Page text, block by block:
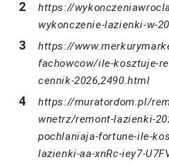
https://
wykonczenie-lazienki-w-
https://
fachowcow/ile-kosztuje-
cennik-2026,2490.html
https://muratordom.pl/
wnetrz/remont-lazienki-
pochlaniaja-fortune-ile-
lazienki-aa-xnRc-iey7-